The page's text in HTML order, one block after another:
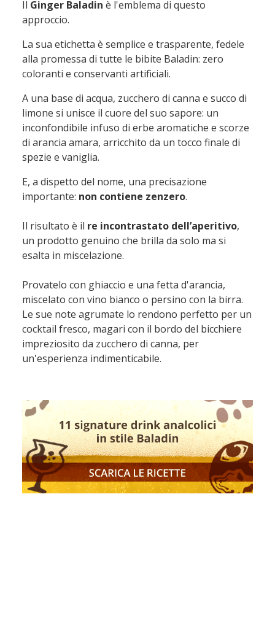
Il Ginger Baladin è l'emblema di questo
approccio.
La sua etichetta è semplice e trasparente, fedele
alla promessa di tutte le bibite Baladin: zero
coloranti e conservanti artificiali.
A una base di acqua, zucchero di canna e succo di
limone si unisce il cuore del suo sapore: un
inconfondibile infuso di erbe aromatiche e scorze
di arancia amara, arricchito da un tocco finale di
spezie e vaniglia.
E, a dispetto del nome, una precisazione
importante: non contiene zenzero.
Il risultato è il re incontrastato dell’aperitivo,
un prodotto genuino che brilla da solo ma si
esalta in miscelazione.
Provatelo con ghiaccio e una fetta d'arancia,
miscelato con vino bianco o persino con la birra.
Le sue note agrumate lo rendono perfetto per un
cocktail fresco, magari con il bordo del bicchiere
impreziosito da zucchero di canna, per
un'esperienza indimenticabile.